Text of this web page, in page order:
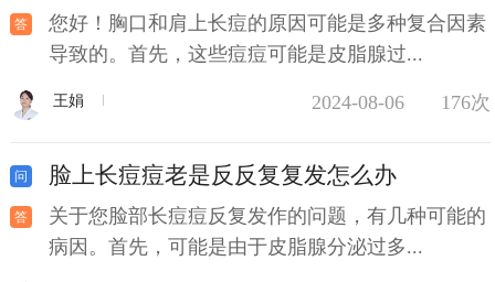
您好！胸口和肩上长痘的原因可能是多种复合因素
导致的。首先，这些痘痘可能是皮脂腺过...
王娟 2024-08-06 176次
脸上长痘痘老是反反复复发怎么办
关于您脸部长痘痘反复发作的问题，有几种可能的
病因。首先，可能是由于皮脂腺分泌过多...